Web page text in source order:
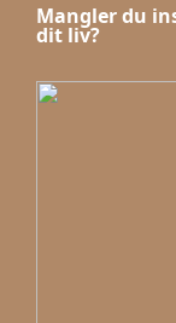
Mangler du
dit liv?